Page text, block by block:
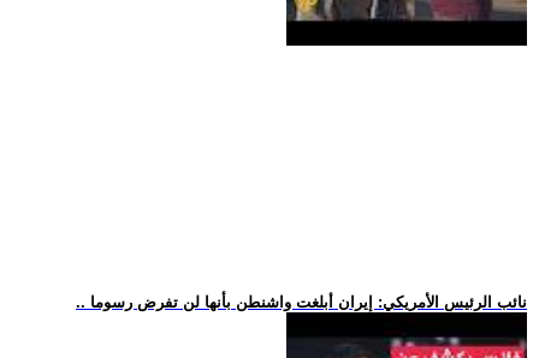
.. نائب الرئيس الأمريكي: إيران أبلغت واشنطن بأنها لن تفرض رسوما